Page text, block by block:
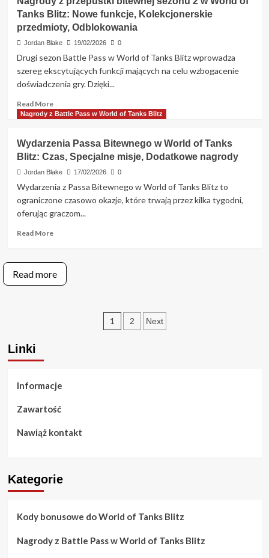
społeczności
w
Battle
Pass
World
of
Tanks
Cele
zbiorowe,
Udział
Tanks Blitz: Nowe funkcje, Kolekcjonerskie
przedmioty, Odblokowania
Jordan Blake 19/02/2026 0
Drugi sezon Battle Pass w World of Tanks Blitz wprowadza
szereg ekscytujących funkcji mających na celu wzbogacenie
doświadczenia gry. Dzięki...
Read MoreRead
more
z
przepustki
bitewnej
sezonu
w
World
Nowe
funkcje,
Kolekcjonerskie
Nagrody z Battle Pass w World of Tanks Blitz
Wydarzenia Passa Bitewnego w World of Tanks
Blitz: Czas, Specjalne misje, Dodatkowe nagrody
Jordan Blake 17/02/2026 0
Wydarzenia z Passa Bitewnego w World of Tanks Blitz to
ograniczone czasowo okazje, które trwają przez kilka tygodni,
oferując graczom...
Read MoreRead
Wydarzenia
Passa
Bitewnego
Dodatkowe
Read more
Posts
1 2 Next
Linki
Informacje
Zawartość
Nawiąż kontakt
Kategorie
Kody bonusowe do World of Tanks Blitz
Nagrody z Battle Pass w World of Tanks Blitz